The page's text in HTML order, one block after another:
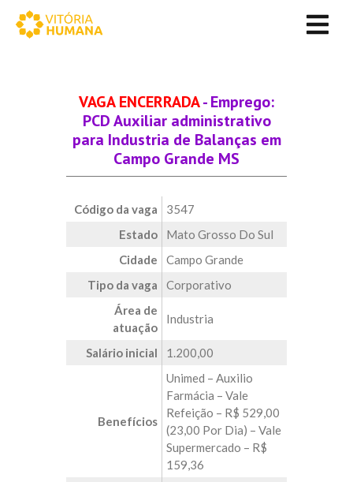
VAGA ENCERRADA- Emprego:
PCD Auxiliar administrativo
para Industria de Balanças em
Campo Grande MS
Código da vaga
3547
Estado
Mato Grosso Do Sul
Cidade
Campo Grande
Tipo da vaga
Corporativo
Área de
atuação
Industria
Salário inicial 1.200,00
Benefícios
Unimed – Auxilio
Farmácia – Vale
Refeição – R$ 529,00
(23,00 Por Dia) – Vale
Supermercado – R$
159,36